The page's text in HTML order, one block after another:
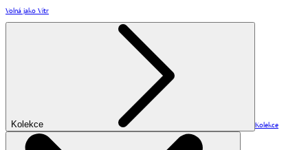
Volná jako Vítr
Kolekce Kolekce